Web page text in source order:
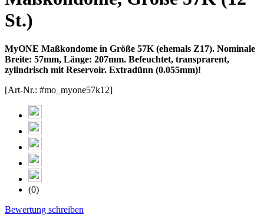
St.)
MyONE Maßkondome in Größe 57K (ehemals Z17). Nominale
Breite: 57mm, Länge: 207mm. Befeuchtet, transprarent,
zylindrisch mit Reservoir. Extradünn (0.055mm)!
[Art-Nr.: #mo_myone57k12]
(0)
Bewertung schreiben